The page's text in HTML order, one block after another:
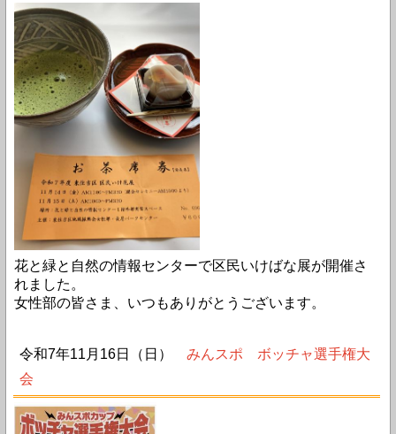
花と緑と自然の情報センターで区民いけばな展が開催さ
れました。
女性部の皆さま、いつもありがとうございます。
令和7年11月16日（日）
みんスポ ボッチャ選手権大
会